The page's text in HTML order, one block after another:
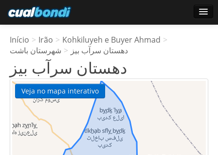
Usuários estrela
Pesquisa
Início > Irão > Kohkiluyeh e Buyer Ahmad >
شهرستان باشت > دهستان سرآب بیز
دهستان سرآب بیز
Veja no mapa interativo